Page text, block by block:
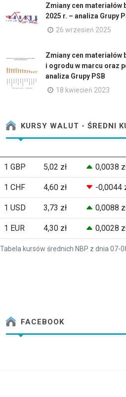
Zmiany cen materiałów
2025 r. – analiza Grupy
26 wrzesień 2025
Zmiany cen
i ogrodu w marcu oraz
analiza Grupy PSB
18 kwiecień 2023
KURSY WALUT - ŚREDNI
Tabela kursów średnich NBP z dnia 07-
1 GBP 5,02 zł 0,0038
1 CHF 4,60 zł -0,0044
1 USD 3,73 zł 0,0088
1 EUR 4,30 zł 0,0028
FACEBOOK